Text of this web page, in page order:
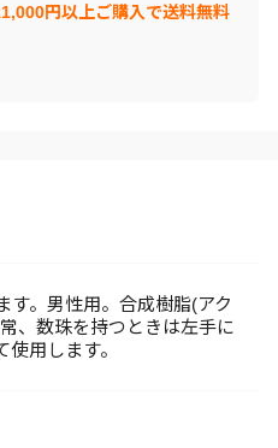
円以上ご購入で送料無料
す。男性用。合成樹脂(アク
、数珠を持つときは左手に
用します。